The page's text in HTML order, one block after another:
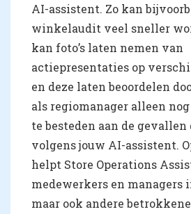
AI-assistent. Zo kan
winkelaudit veel sneller
kan foto’s laten nemen van
actiepresentaties op
en deze laten beoordelen
als regiomanager alleen
te besteden aan de
volgens jouw AI-assistent.
helpt Store Operations
medewerkers en managers
maar ook andere